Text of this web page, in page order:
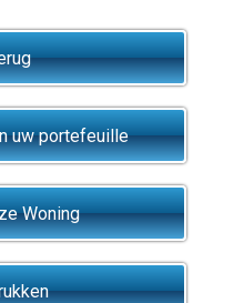
uw portefeuille
Woning